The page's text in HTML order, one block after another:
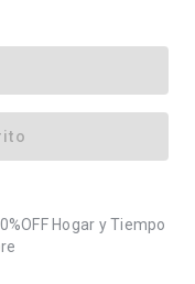
Hogar y Tiempo